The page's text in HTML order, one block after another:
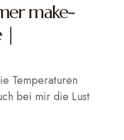
make-
|
Temperaturen
bei mir die Lust